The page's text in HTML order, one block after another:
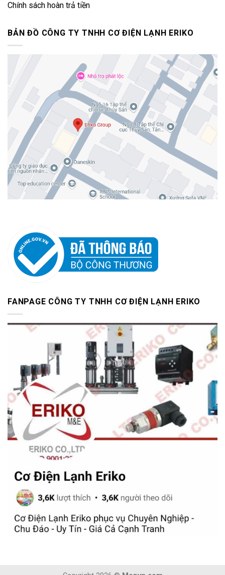
Chính sách hoàn trả tiền
BẢN ĐỒ CÔNG TY TNHH CƠ ĐIỆN LẠNH ERIKO
FANPAGE CÔNG TY TNHH CƠ ĐIỆN LẠNH ERIKO